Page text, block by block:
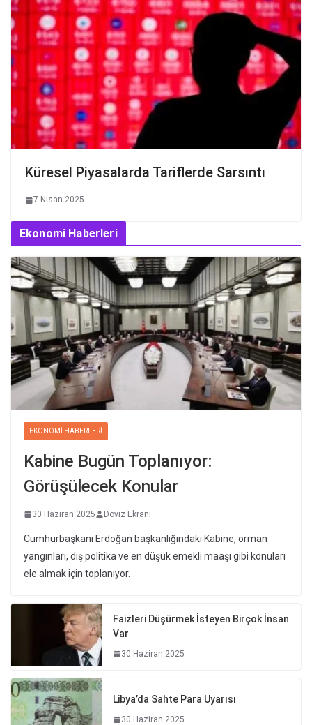
Küresel Piyasalarda Tariflerde Sarsıntı
7 Nisan 2025
Ekonomi Haberleri
EKONOMI HABERLERI
Kabine Bugün Toplanıyor:
Görüşülecek Konular
30 Haziran 2025 Döviz Ekranı
Cumhurbaşkanı Erdoğan başkanlığındaki Kabine, orman
yangınları, dış politika ve en düşük emekli maaşı gibi konuları
ele almak için toplanıyor.
Faizleri Düşürmek İsteyen Birçok İnsan
Var
30 Haziran 2025
Libya’da Sahte Para Uyarısı
30 Haziran 2025